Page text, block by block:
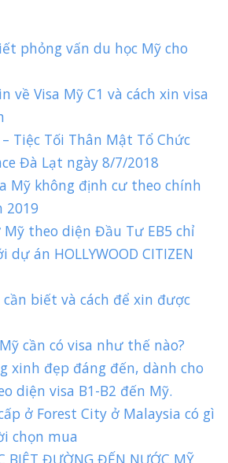
phỏng vấn du học Mỹ cho
về Visa Mỹ C1 và cách xin visa
Tiệc Tối Thân Mật Tổ Chức
Đà Lạt ngày 8/7/2018
Mỹ không định cư theo chính
2019
Mỹ theo diện Đầu Tư EB5 chỉ
dự án HOLLYWOOD CITIZEN
biết và cách để xin được
cần có visa như thế nào?
xinh đẹp đáng đến, dành cho
diện visa B1-B2 đến Mỹ.
ở Forest City ở Malaysia có gì
chọn mua
BIỆT ĐƯỜNG ĐẾN NƯỚC MỸ